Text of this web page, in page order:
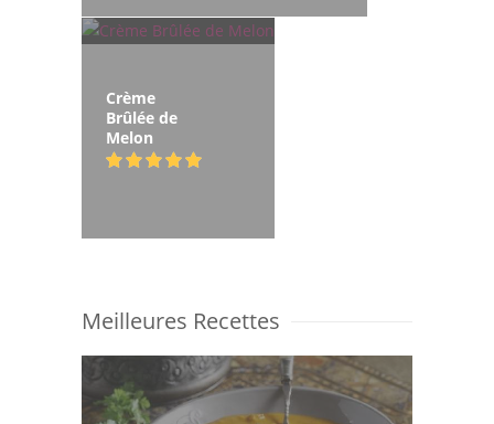
Crème
Brûlée de
Melon
Meilleures Recettes